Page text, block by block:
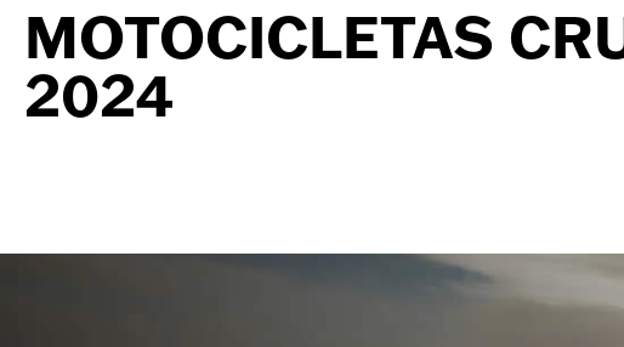
MOTOCICLETAS
2024